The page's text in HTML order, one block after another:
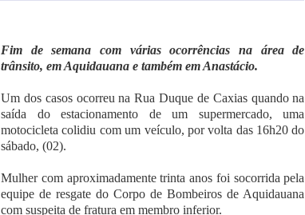
Fim de semana com várias ocorrências na área de
trânsito, em Aquidauana e também em Anastácio.
Um dos casos ocorreu na Rua Duque de Caxias quando na
saída do estacionamento de um supermercado, uma
motocicleta colidiu com um veículo, por volta das 16h20 do
sábado, (02).
Mulher com aproximadamente trinta anos foi socorrida pela
equipe de resgate do Corpo de Bombeiros de Aquidauana
com suspeita de fratura em membro inferior.